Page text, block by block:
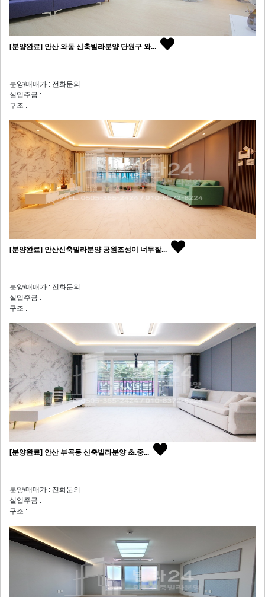
[분양완료] 안산 와동 신축빌라분양 단원구 와...
분양/매매가 : 전화문의
실입주금 :
구조 :
[분양완료] 안산신축빌라분양 공원조성이 너무잘...
분양/매매가 : 전화문의
실입주금 :
구조 :
[분양완료] 안산 부곡동 신축빌라분양 초.중...
분양/매매가 : 전화문의
실입주금 :
구조 :